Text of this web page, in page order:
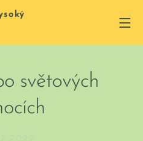
světových